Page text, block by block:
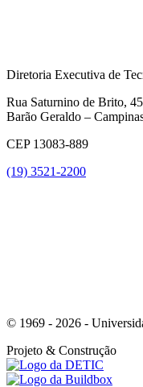
Diretoria Executiva de
Rua Saturnino de Brito,
Barão Geraldo –
CEP 13083-889
(19) 3521-2200
© 1969 - 2026 -
Projeto & Construção